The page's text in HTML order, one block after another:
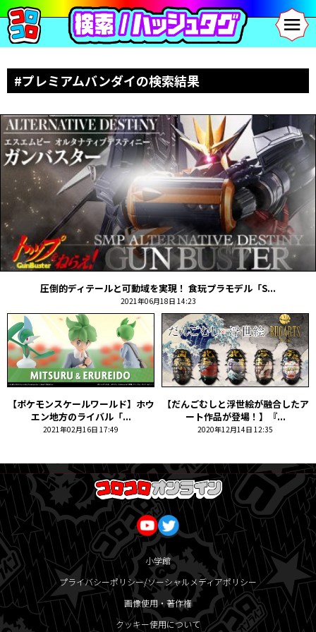
#プレミアムバンダイの検索結果
圧倒的ディテールと可動域を実現！ 食玩プラモデル「S...
2021年06月18日 14:23
【ポケモンスケールワールド】ホウ
エン地方のライバル「...
2021年02月16日 17:49
【だんごむしと浮世絵が融合したア
ート作品が登場！】『...
2020年12月14日 12:35
小学館
プライバシーポリシー/ソーシャルメディアポリシー
画像使用・著作権
クッキー使用について